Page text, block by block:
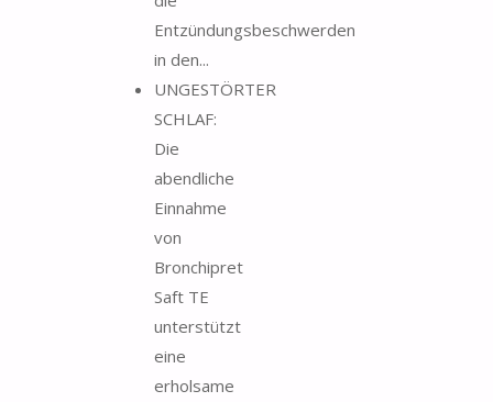
Entzündungsbeschwerden
in den...
UNGESTÖRTER
SCHLAF:
Die
abendliche
Einnahme
von
Bronchipret
Saft TE
unterstützt
eine
erholsame